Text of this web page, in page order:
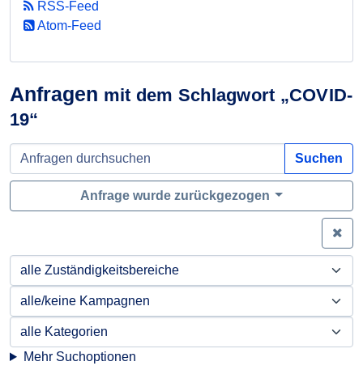
Anfragen mit dem Schlagwort „COVID-
19“
Suchen
Anfrage wurde zurückgezogen
Mehr Suchoptionen
RSS-Feed
Atom-Feed